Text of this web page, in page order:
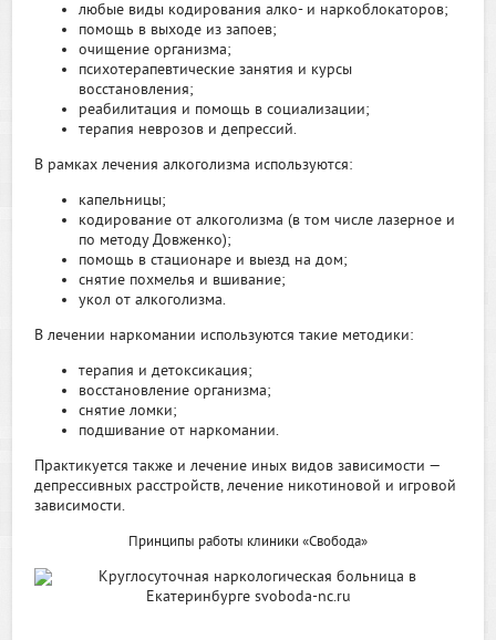
любые виды кодирования алко- и наркоблокаторов;
помощь в выходе из запоев;
очищение организма;
психотерапевтические занятия и курсы
восстановления;
реабилитация и помощь в социализации;
терапия неврозов и депрессий.
В рамках лечения алкоголизма используются:
капельницы;
кодированиеот алкоголизма (в том числе лазерное и
по методу Довженко);
помощь в стационаре и выезд на дом;
снятие похмелья и вшивание;
укол от алкоголизма.
В лечении наркомании используются такие методики:
терапия и детоксикация;
восстановление организма;
снятие ломки;
подшивание от наркомании.
Практикуется также и лечение иных видов зависимости —
депрессивных расстройств, лечение никотиновой и игровой
зависимости.
Принципы работы клиники «Свобода»